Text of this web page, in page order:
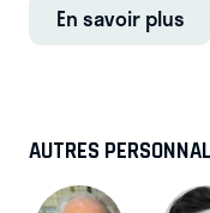
En savoir plus
AUTRES